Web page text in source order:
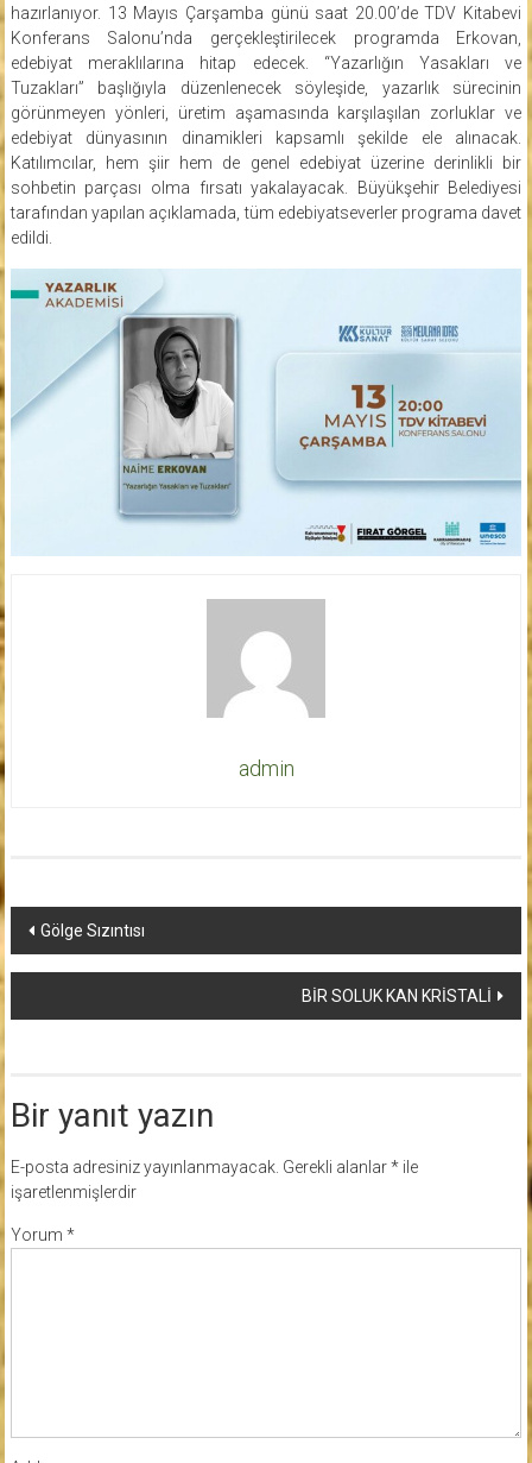
hazırlanıyor. 13 Mayıs Çarşamba günü saat 20.00’de TDV Kitabevi
Konferans Salonu’nda gerçekleştirilecek programda Erkovan,
edebiyat meraklılarına hitap edecek. “Yazarlığın Yasakları ve
Tuzakları” başlığıyla düzenlenecek söyleşide, yazarlık sürecinin
görünmeyen yönleri, üretim aşamasında karşılaşılan zorluklar ve
edebiyat dünyasının dinamikleri kapsamlı şekilde ele alınacak.
Katılımcılar, hem şiir hem de genel edebiyat üzerine derinlikli bir
sohbetin parçası olma fırsatı yakalayacak. Büyükşehir Belediyesi
tarafından yapılan açıklamada, tüm edebiyatseverler programa davet
edildi.
admin
Yazı
dolaşımı
Gölge Sızıntısı
BİR SOLUK KAN KRİSTALİ
Bir yanıt yazın
E-posta adresiniz yayınlanmayacak. Gerekli alanlar*ile
işaretlenmişlerdir
Yorum *